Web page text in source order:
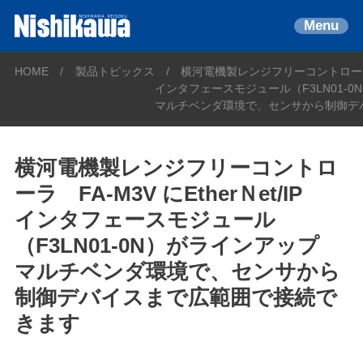
Menu
HOME 製品トピックス
横河電機製レンジフリーコントロ
インタフェースモジュール（F3LN01-
マルチベンダ環境で、センサから制御
横河電機製レンジフリーコントロ
ーラ FA-M3V にEtherＮet/IP
インタフェースモジュール
（F3LN01-0N）がラインアップ
マルチベンダ環境で、センサから
制御デバイスまで広範囲で接続で
きます